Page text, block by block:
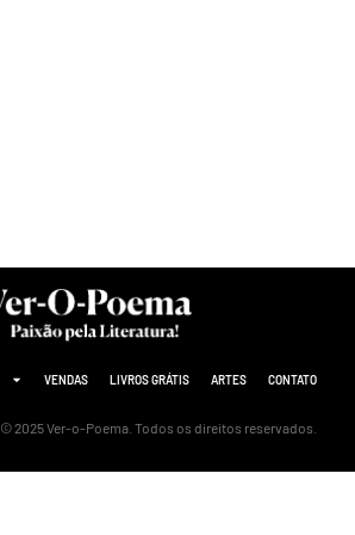
VENDAS LIVROS GRÁTIS ARTES CONTATO
© 2025 Ver-o-Poema. Todos os direitos reservados.